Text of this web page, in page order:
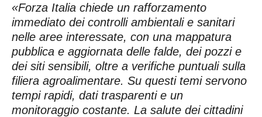
«Forza Italia chiede un rafforzamento
immediato dei controlli ambientali e sanitari
nelle aree interessate, con una mappatura
pubblica e aggiornata delle falde, dei pozzi e
dei siti sensibili, oltre a verifiche puntuali sulla
filiera agroalimentare. Su questi temi servono
tempi rapidi, dati trasparenti e un
monitoraggio costante. La salute dei cittadini